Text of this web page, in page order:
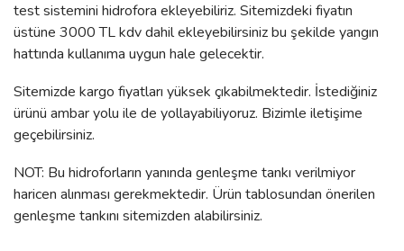
test sistemini hidrofora ekleyebiliriz. Sitemizdeki fiyatın
üstüne 3000 TL kdv dahil ekleyebilirsiniz bu şekilde yangın
hattında kullanıma uygun hale gelecektir.
Sitemizde kargo fiyatları yüksek çıkabilmektedir. İstediğiniz
ürünü ambar yolu ile de yollayabiliyoruz. Bizimle iletişime
geçebilirsiniz.
NOT: Bu hidroforların yanında genleşme tankı verilmiyor
haricen alınması gerekmektedir. Ürün tablosundan önerilen
genleşme tankını sitemizden alabilirsiniz.